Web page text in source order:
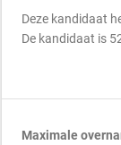
Deze kandidaat
De kandidaat is
Maximale